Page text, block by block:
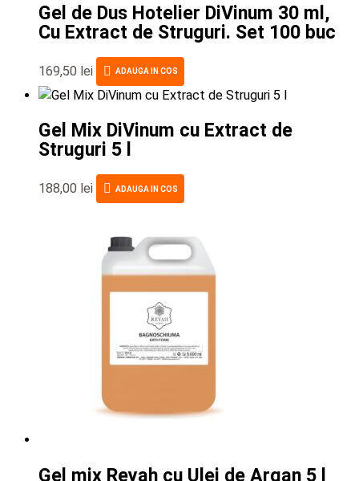
Gel de Dus Hotelier DiVinum 30 ml,
Cu Extract de Struguri. Set 100 buc
169,50 lei ADAUGA IN COS
Gel Mix DiVinum cu Extract de
Struguri 5 l
188,00 lei ADAUGA IN COS
Gel mix Reyah cu Ulei de Argan 5 l